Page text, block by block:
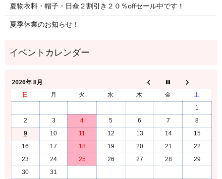
夏物衣料・帽子・日傘２割引き２０％offセール中です！
夏季休業のお知らせ！
2026年 8月
日
月 火 水 木 金
土
1
2
3 4 5 6 7
8
9
10 11 12 13 14
15
16
17 18 19 20 21
22
23
24 25 26 27 28
29
30
31